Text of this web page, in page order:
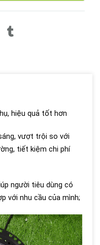
hiệu quả tốt hơn
vượt trội so với
tiết kiệm chi phí
người tiêu dùng có
với nhu cầu của mình;